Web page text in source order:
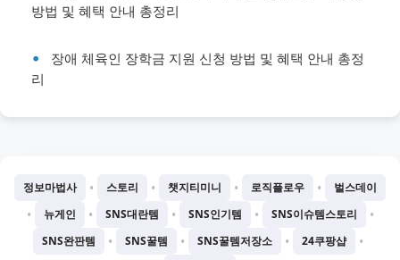
방법 및 혜택 안내 총정리
장애 체육인 장학금 지원 신청 방법 및 혜택 안내 총정
리
정보마법사 • 스토리 • 챗지티미니 • 로직플로우 • 벌스데이
• 뉴게인 • SNS대란템 • SNS인기템 • SNS이슈템스토리 •
SNS완판템 • SNS꿀템 • SNS꿀템저장소 • 24쿠팡샵 •